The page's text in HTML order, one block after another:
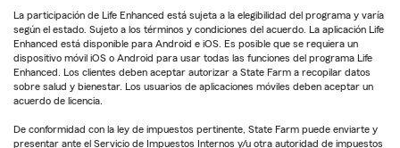
La participación de Life Enhanced está sujeta a la elegibilidad del programa y varía
según el estado. Sujeto a los términos y condiciones del acuerdo. La aplicación Life
Enhanced está disponible para Android e iOS. Es posible que se requiera un
dispositivo móvil iOS o Android para usar todas las funciones del programa Life
Enhanced. Los clientes deben aceptar autorizar a State Farm a recopilar datos
sobre salud y bienestar. Los usuarios de aplicaciones móviles deben aceptar un
acuerdo de licencia.
De conformidad con la ley de impuestos pertinente, State Farm puede enviarte y
presentar ante el Servicio de Impuestos Internos y/u otra autoridad de impuestos